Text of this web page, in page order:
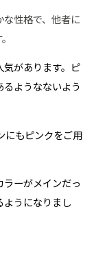
性格で、 他者に
があります。ピ
ようなないよう
にもピンクをご用
ーがメインだっ
うになりまし